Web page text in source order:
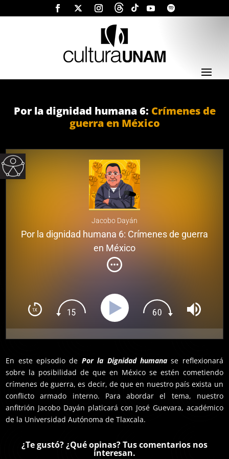
Open toolbar
to
to
map
Por la dignidad humana 6: Crímenes de
guerra en México
Jacobo Dayán
Por la dignidad humana 6: Crímenes de guerra
en México
En este episodio de Por la Dignidad humana se reflexionará
sobre la posibilidad de que en México se estén cometiendo
crímenes de guerra, es decir, de que en nuestro país exista un
conflicto armado interno. Para abordar el tema, nuestro
anfitrión Jacobo Dayán platicará con José Guevara, académico
de la Universidad Autónoma de Tlaxcala.
¿Te gustó? ¿Qué opinas? Tus comentarios nos
interesan.